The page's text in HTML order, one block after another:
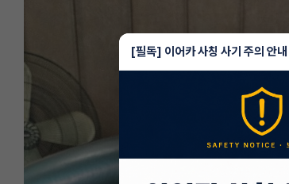
[필독] 이어카 사칭 사기 주의 안내